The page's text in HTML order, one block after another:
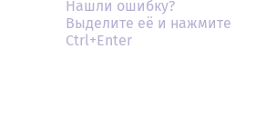
Нашли ошибку?
Выделите её и нажмите
Ctrl+Enter